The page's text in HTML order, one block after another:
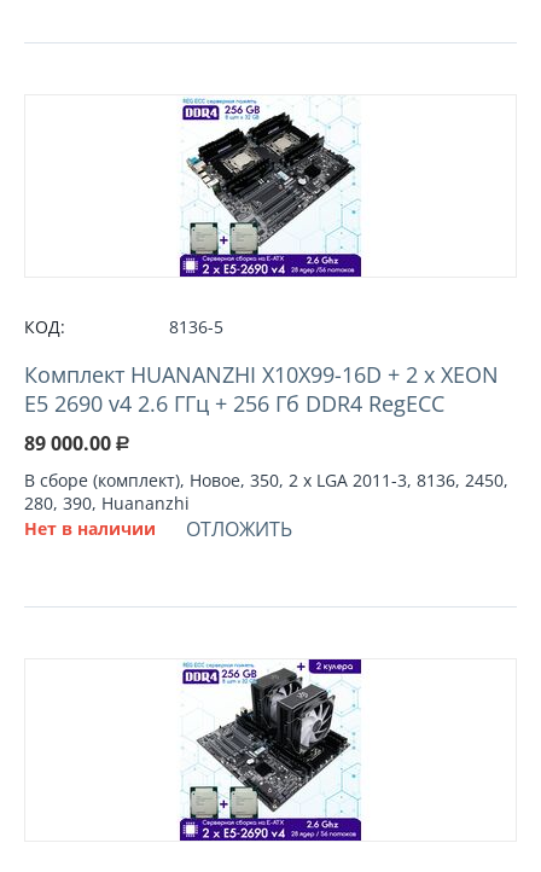
КОД: 8136-5
Комплект HUANANZHI X10X99-16D + 2 х XEON
E5 2690 v4 2.6 ГГц + 256 Гб DDR4 RegECC
89 000.00 Р
В сборе (комплект), Новое, 350, 2 х LGA 2011-3, 8136, 2450,
280, 390, Huananzhi
Нет в наличии
ОТЛОЖИТЬ